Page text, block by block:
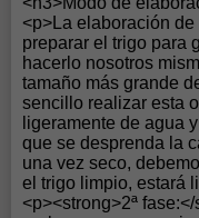
<p>La elaboración
preparar el trigo para
hacerlo nosotros
tamaño más grande
sencillo realizar esta
ligeramente de agua
que se desprenda la
una vez seco,
el trigo limpio, estará
<p><strong>2ª